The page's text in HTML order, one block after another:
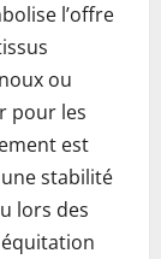
l’offre
ou
pour les
est
stabilité
lors des
équitation